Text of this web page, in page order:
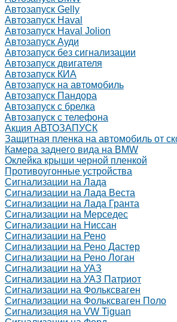
Автозапуск Gelly
Автозапуск Haval
Автозапуск Haval Jolion
Автозапуск Ауди
Автозапуск без сигнализации
Автозапуск двигателя
Автозапуск КИА
Автозапуск на автомобиль
Автозапуск Пандора
Автозапуск с брелка
Автозапуск с телефона
Акция АВТОЗАПУСК
Защитная пленка на автомобиль от
Камера заднего вида на BMW
Оклейка крыши черной пленкой
Противоугонные устройства
Сигнализации на Лада
Сигнализации на Лада Веста
Сигнализации на Лада Гранта
Сигнализации на Мерседес
Сигнализации на Ниссан
Сигнализации на Рено
Сигнализации на Рено Дастер
Сигнализации на Рено Логан
Сигнализации на УАЗ
Сигнализации на УАЗ Патриот
Сигнализации на Фольксваген
Сигнализации на Фольксваген Поло
Сигнализация на VW Tiguan